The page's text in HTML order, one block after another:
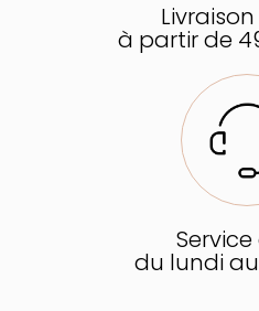
à partir de
du lundi